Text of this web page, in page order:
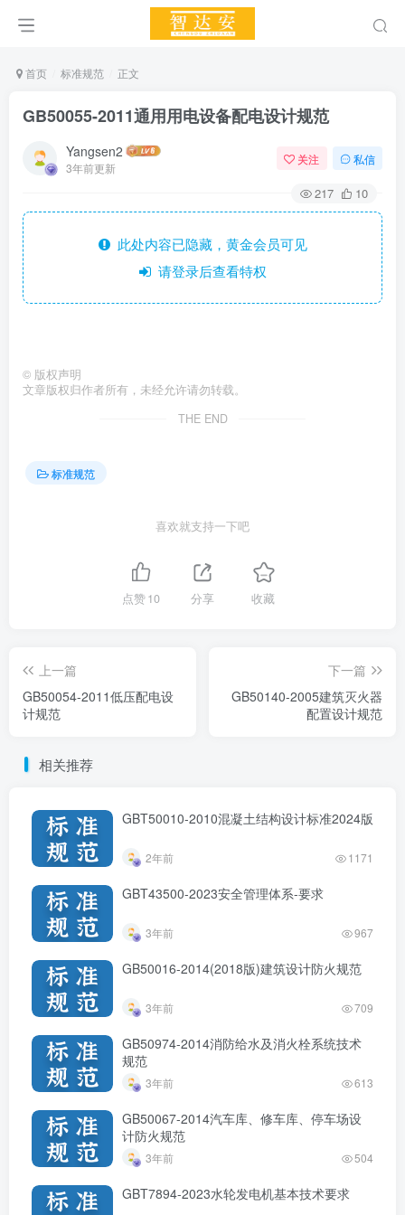
首页 标准规范 正文
GB50055-2011通用用电设备配电设计规范
Yangsen2
3年前更新
关注 私信
217 10
此处内容已隐藏，黄金会员可见
请登录后查看特权
© 版权声明
文章版权归作者所有，未经允许请勿转载。
THE END
标准规范
喜欢就支持一下吧
点赞10 分享 收藏
上一篇
GB50054-2011低压配电设
计规范
下一篇
GB50140-2005建筑灭火器
配置设计规范
相关推荐
GBT50010-2010混凝土结构设计标准2024版
2年前 1171
GBT43500-2023安全管理体系-要求
3年前 967
GB50016-2014(2018版)建筑设计防火规范
3年前 709
GB50974-2014消防给水及消火栓系统技术
规范
3年前 613
GB50067-2014汽车库、修车库、停车场设
计防火规范
3年前 504
GBT7894-2023水轮发电机基本技术要求